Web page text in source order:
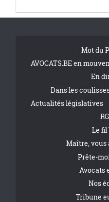
Tribune FooterMot du
AVOCATS.BE en
En
Dans les
Actualités législatives
Le fil
Maître, vous
Prête-
Avocats
Nos
Tribune